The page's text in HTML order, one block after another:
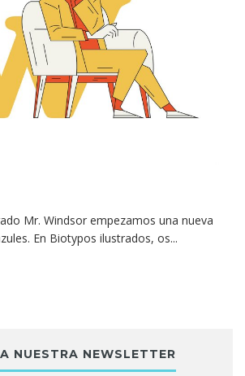
Mr. Windsor empezamos una nueva
En Biotypos ilustrados, os...
NUESTRA NEWSLETTER